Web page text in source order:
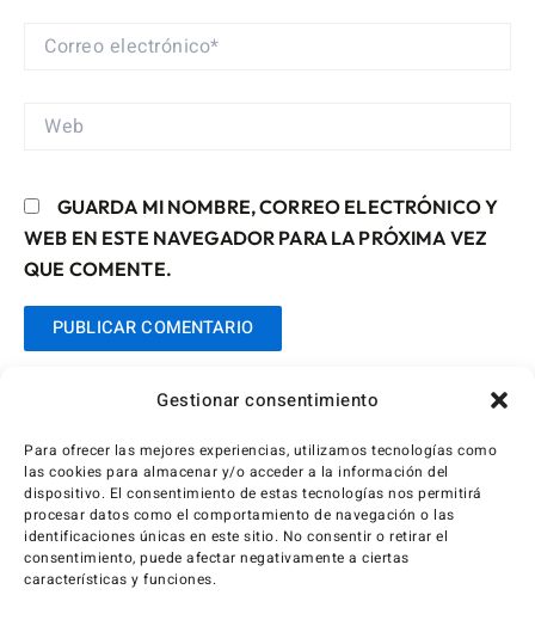
Gestionar consentimiento
Para ofrecer las mejores experiencias, utilizamos tecnologías como
las cookies para almacenar y/o acceder a la información del
dispositivo. El consentimiento de estas tecnologías nos permitirá
procesar datos como el comportamiento de navegación o las
identificaciones únicas en este sitio. No consentir o retirar el
consentimiento, puede afectar negativamente a ciertas
características y funciones.
CORREO
WEB
GUARDA MI NOMBRE, CORREO ELECTRÓNICO Y
WEB EN ESTE NAVEGADOR PARA LA PRÓXIMA VEZ
QUE COMENTE.